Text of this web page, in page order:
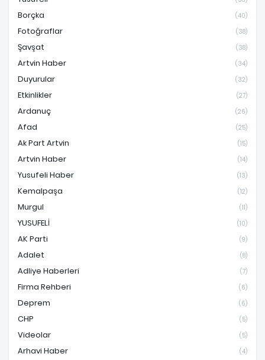
Borçka (40)
Fotoğraflar (38)
Şavşat (38)
Artvin Haber (34)
Duyurular (32)
Etkinlikler (27)
Ardanuç (26)
Afad (25)
Ak Part Artvin (15)
Artvin Haber (14)
Yusufeli Haber (13)
Kemalpaşa (12)
Murgul (11)
YUSUFELİ (10)
AK Parti (9)
Adalet (8)
Adliye Haberleri (7)
Firma Rehberi (6)
Deprem (6)
CHP (5)
Videolar (5)
Arhavi Haber (4)